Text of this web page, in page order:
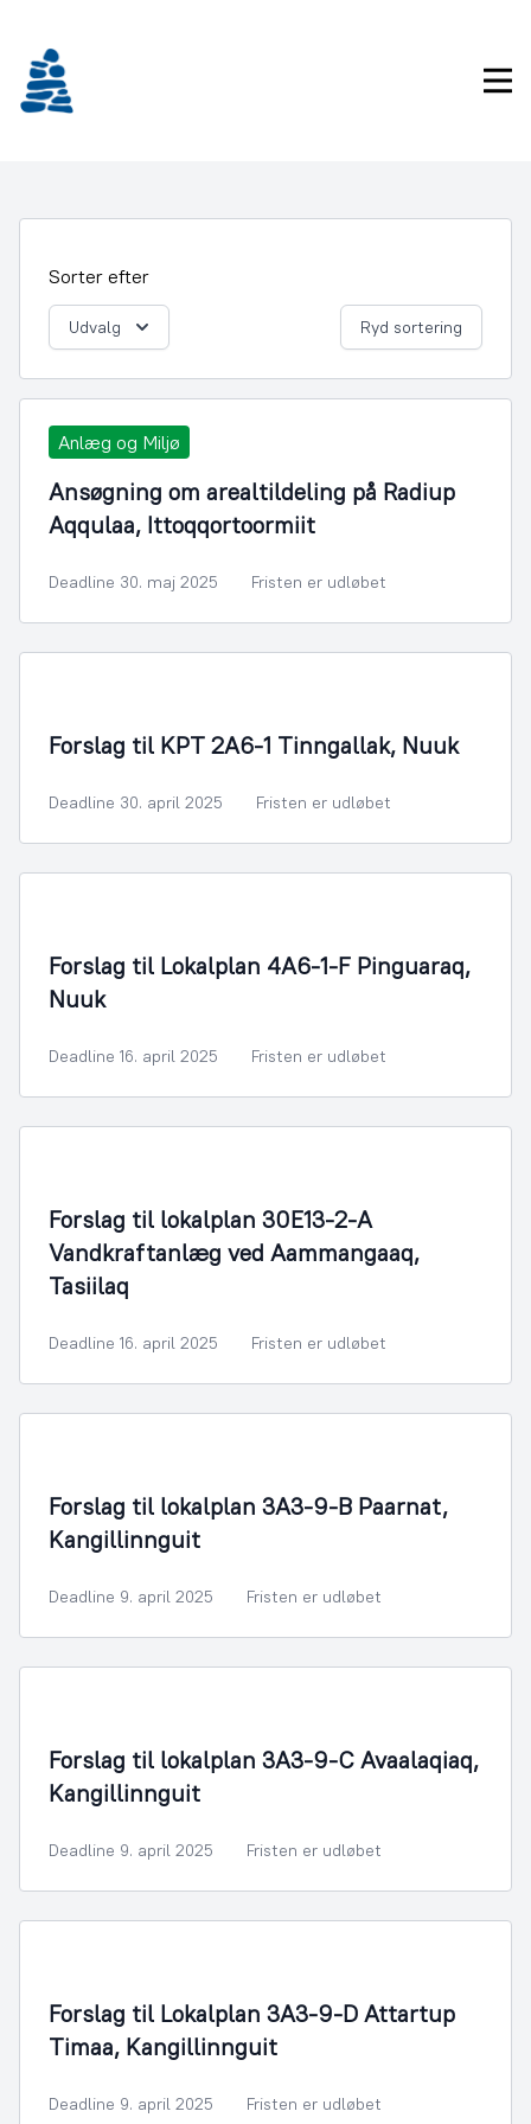
indhold
Sorter efter
Udvalg Ryd sortering
Anlæg og Miljø
Ansøgning om arealtildeling på Radiup
Aqqulaa, Ittoqqortoormiit
Deadline 30. maj 2025 Fristen er udløbet
Forslag til KPT 2A6-1 Tinngallak, Nuuk
Deadline 30. april 2025 Fristen er udløbet
Forslag til Lokalplan 4A6-1-F Pinguaraq,
Nuuk
Deadline 16. april 2025 Fristen er udløbet
Forslag til lokalplan 30E13-2-A
Vandkraftanlæg ved Aammangaaq,
Tasiilaq
Deadline 16. april 2025 Fristen er udløbet
Forslag til lokalplan 3A3-9-B Paarnat,
Kangillinnguit
Deadline 9. april 2025 Fristen er udløbet
Forslag til lokalplan 3A3-9-C Avaalaqiaq,
Kangillinnguit
Deadline 9. april 2025 Fristen er udløbet
Forslag til Lokalplan 3A3-9-D Attartup
Timaa, Kangillinnguit
Deadline 9. april 2025 Fristen er udløbet